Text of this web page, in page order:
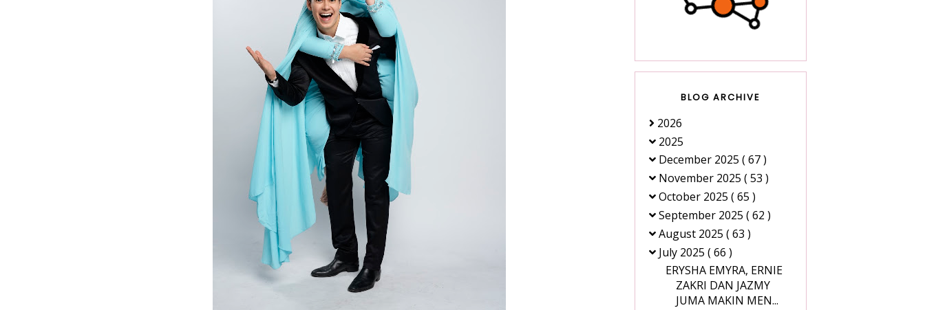
BLOG ARCHIVE
2026
2025
December 2025 ( 67 )
November 2025 ( 53 )
October 2025 ( 65 )
September 2025 ( 62 )
August 2025 ( 63 )
July 2025 ( 66 )
ERYSHA EMYRA, ERNIE
ZAKRI DAN JAZMY
JUMA MAKIN MEN...